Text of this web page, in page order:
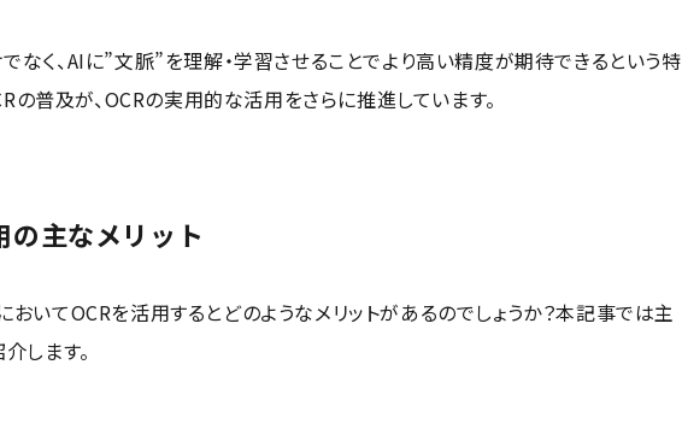
なく、AIに”文脈”を理解・学習させることでより高い精度が期待できるという特
の普及が、OCRの実用的な活用をさらに推進しています。
の主なメリット
おいてOCRを活用するとどのようなメリットがあるのでしょうか？本記事では主
します。